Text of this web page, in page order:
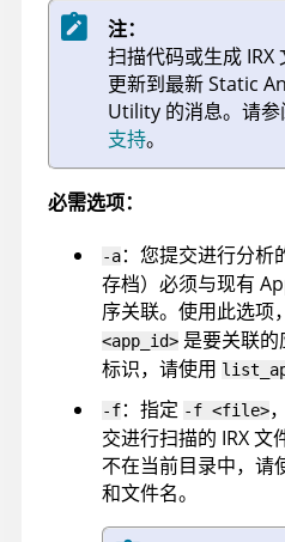
注：
扫描代码或生成 IRX
更新到最新Static
Utility 的消息。 请参
支持。
必需选项：
-a：您提交进行分析
存档）必须与现有
序关联。使用此选项
<app_id> 是要关联
标识，请使用
-f：指定 -f <file>
交进行扫描的 IRX文
不在当前目录中，请
和文件名。